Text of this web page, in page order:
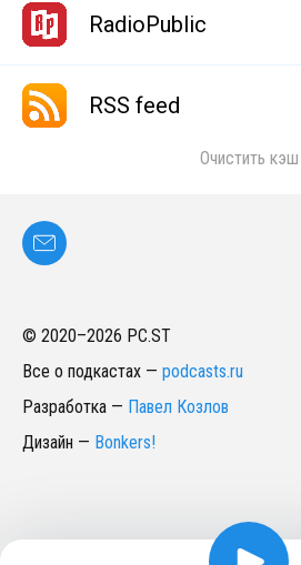
RadioPublic
RSS feed
Очистить кэш
© 2020–2026 PC.ST
Все о подкастах — podcasts.ru
Разработка — Павел Козлов
Дизайн — Bonkers!